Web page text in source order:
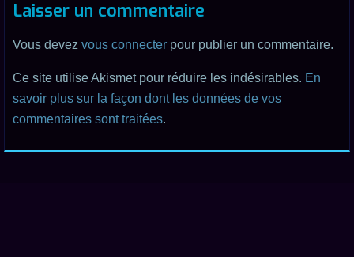
Laisser un commentaire
Vous devez vous connecter pour publier un commentaire.
Ce site utilise Akismet pour réduire les indésirables. En
savoir plus sur la façon dont les données de vos
commentaires sont traitées.